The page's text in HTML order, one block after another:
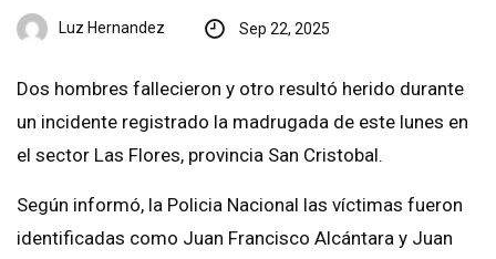
Luz Hernandez Sep 22, 2025
Dos hombres fallecieron y otro resultó herido durante
un incidente registrado la madrugada de este lunes en
el sector Las Flores, provincia San Cristobal.
Según informó, la Policia Nacional las víctimas fueron
identificadas como Juan Francisco Alcántara y Juan